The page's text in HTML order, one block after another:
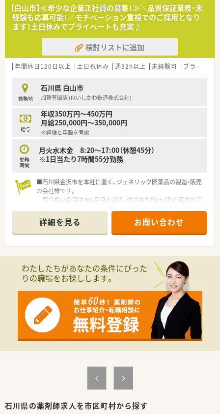
■薬剤師免許をお持ちの方を求めており、資格を活かして専門性
を高めたい方に最適です。
■チームワークを大切にし、地域の医療に貢献したいという熱意
をお持ちの方を求めています。
【想定される業務内容】
■ジェネリック医薬品の品質管理業務全般を担当し、製品の安全
性を守る重要な役割です。
を確認する業務に従事します。
■未経験の方でも、ベテラン社員による丁寧な指導があるため安
心して業務を習得できます。
【会社特徴】
■ワークライフバランス優良企業賞を受賞しており、働きやすい
環境づくりに注力しています。
動にも積極的に取り組んでいます。
■入社3年以内の離職率が低く、社員が安心して長く働き続けら
【白山市】≪希少な企業正社員の募集！≫＼品質保証業務・未
経験も応募可能！／モチベーション重視でのご採用となり
ます！土日休みでプライベートも充実♪
検討リストに追加
年間休日120日以上 土日祝休み 週32h以上 未経験可 ブランク可
勤務地
石川県 白山市
加賀笠間駅 (IRいしかわ鉄道株式会社)
給与
年収350万円～450万円
月給250,000円～350,000円
※経験と年齢を考慮
勤務
時間
月火水木金 8:20～17:00（休憩45分）
※1日当たり7時間55分勤務
■石川県金沢市を本社に置く、ジェネリック医薬品の製造・販売
の会社様です。
取り扱い品目は300品目を超え、従業員も約550名在籍されて
■石川県が本社で、工場や研究所に関しても石川県内にあり、入
社されると県外への転勤がございません。
Iターン・Uターンで中途でご就職される方も多くおられます。
■ワークライフバランスを整えることに力を入れている企業様
男性の育児休業の取得率が24％あり、家庭と仕事の両立を会
社が率先して応援しております。
その成果もあり、2017年にはワークライフバランス企業「優良
■地域に根差した会社を目指しており、金沢マラソン等の地域行
事に積極的に参加しており、
県のスポーツチームのスポンサーも務めるなど、石川県を愛し、
石川県に根差した企業です。
■入社3年以内社員の離職率、7.3％ （※2017～2019年）石川県で
安定して働きたい方にぴったりな会社です。
詳細を見る お問い合わせ
わたしたちがあなたの条件にぴった
りの職場をお探しします。
石川県の薬剤師求人を市区町村から探す